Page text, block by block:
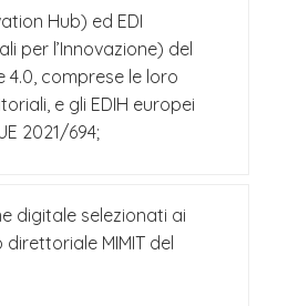
Hub) ed EDI
per l’Innovazione) del
4.0, comprese le loro
e gli EDIH europei
2021/694;
digitale selezionati ai
MIMIT del